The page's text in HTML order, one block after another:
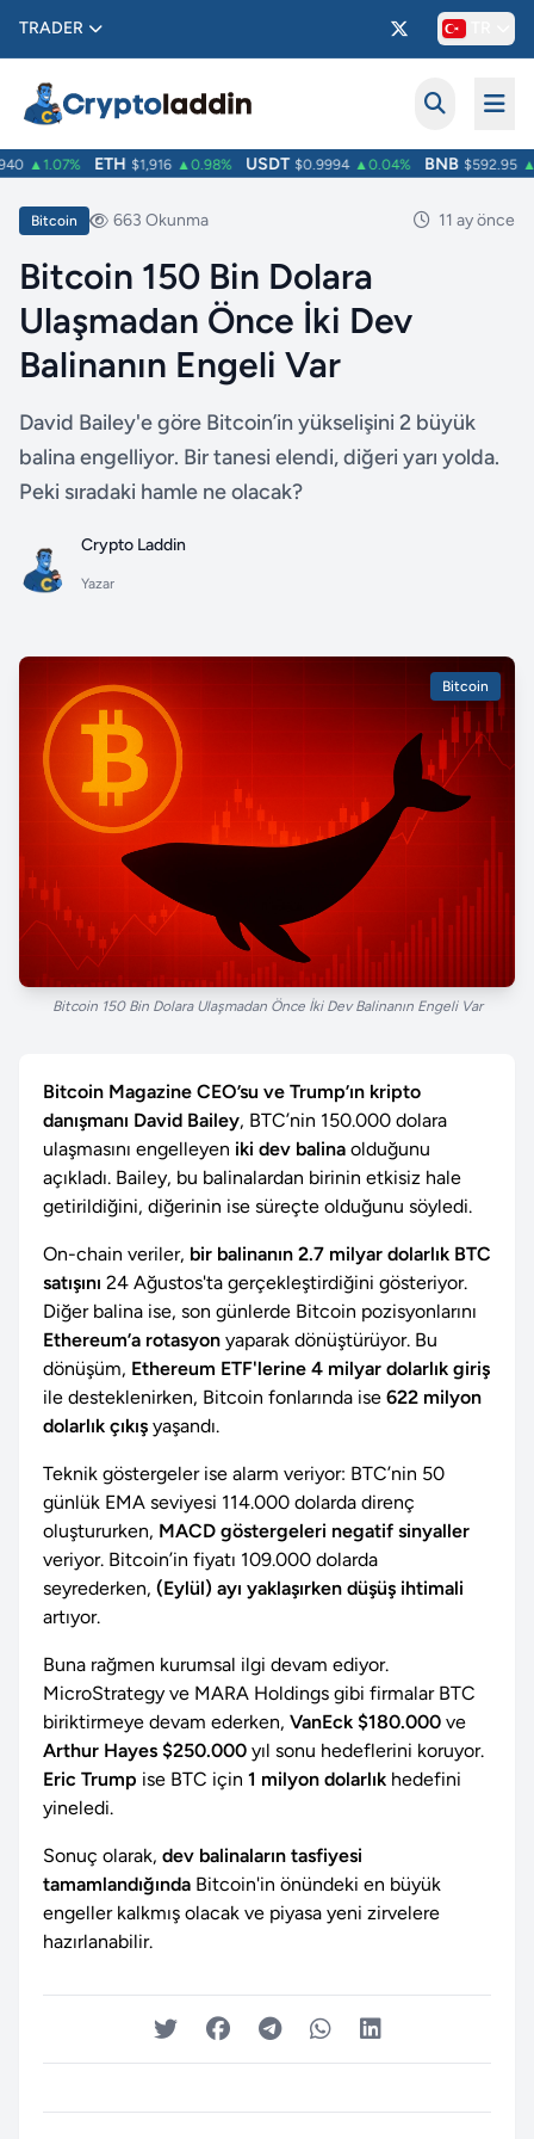
TRADER
▲1.07% ETH $1,916 ▲0.98% USDT $0.9994 ▲0.04% BNB $592.95
Bitcoin 663 Okunma 11 ay önce
Bitcoin 150 Bin Dolara
Ulaşmadan Önce İki Dev
Balinanın Engeli Var
David Bailey'e göre Bitcoin’in yükselişini 2 büyük
balina engelliyor. Bir tanesi elendi, diğeri yarı yolda.
Peki sıradaki hamle ne olacak?
Crypto Laddin
Yazar
Bitcoin
Bitcoin 150 Bin Dolara Ulaşmadan Önce İki Dev Balinanın Engeli Var
Bitcoin Magazine CEO’su ve Trump’ın kripto
danışmanı David Bailey, BTC’nin 150.000 dolara
ulaşmasını engelleyen iki dev balina olduğunu
açıkladı. Bailey, bu balinalardan birinin etkisiz hale
getirildiğini, diğerinin ise süreçte olduğunu söyledi.
On-chain veriler, bir balinanın 2.7 milyar dolarlık BTC
satışını 24 Ağustos'ta gerçekleştirdiğini gösteriyor.
Diğer balina ise, son günlerde Bitcoin pozisyonlarını
Ethereum’a rotasyon yaparak dönüştürüyor. Bu
dönüşüm, Ethereum ETF'lerine 4 milyar dolarlık giriş
ile desteklenirken, Bitcoin fonlarında ise 622 milyon
dolarlık çıkış yaşandı.
Teknik göstergeler ise alarm veriyor: BTC’nin 50
günlük EMA seviyesi 114.000 dolarda direnç
oluştururken, MACD göstergeleri negatif sinyaller
veriyor. Bitcoin’in fiyatı 109.000 dolarda
seyrederken, (Eylül) ayı yaklaşırken düşüş ihtimali
artıyor.
Buna rağmen kurumsal ilgi devam ediyor.
MicroStrategy ve MARA Holdings gibi firmalar BTC
biriktirmeye devam ederken, VanEck $180.000 ve
Arthur Hayes $250.000 yıl sonu hedeflerini koruyor.
Eric Trump ise BTC için 1 milyon dolarlık hedefini
yineledi.
Sonuç olarak, dev balinaların tasfiyesi
tamamlandığında Bitcoin'in önündeki en büyük
engeller kalkmış olacak ve piyasa yeni zirvelere
hazırlanabilir.